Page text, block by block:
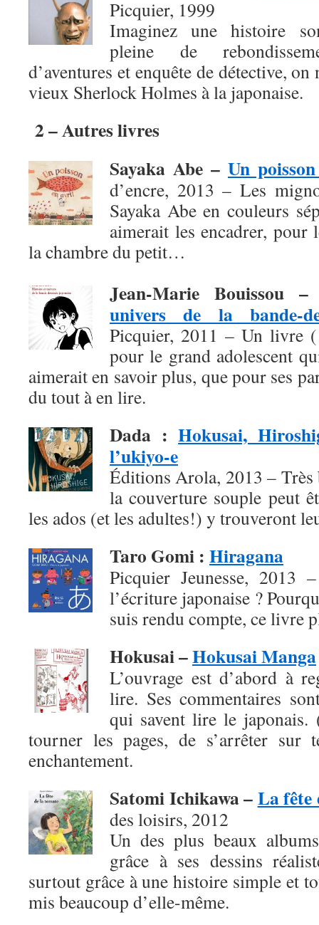
Picquier, 1999
Imaginez une histoire
pleine de
d’aventures et enquête de détective,
vieux Sherlock Holmes à la japonaise.
2 – Autres livres
Sayaka Abe – Un
d’encre, 2013 – Les
Sayaka Abe en couleurs
aimerait les encadrer, pour
la chambre du petit…
Jean-Marie Bouissou
univers de la bande-
Picquier, 2011 – Un
pour le grand adolescent
aimerait en savoir plus, que pour ses
du tout à en lire.
Dada :Hokusai,
l’ukiyo-e
Éditions Arola, 2013 – Très
la couverture souple peut
les ados (et les adultes!) y trouveront
Taro Gomi : Hiragana
Picquier Jeunesse, 2013
l’écriture japonaise ?
suis rendu compte, ce livre
Hokusai –Hokusai Manga
L’ouvrage est d’abord à
lire. Ses commentaires
qui savent lire le
tourner les pages, de s’arrêter sur
enchantement.
Satomi Ichikawa –La fête
des loisirs, 2012
Un des plus beaux
grâce à ses dessins
surtout grâce à une histoire simple et
mis beaucoup d’elle-même.